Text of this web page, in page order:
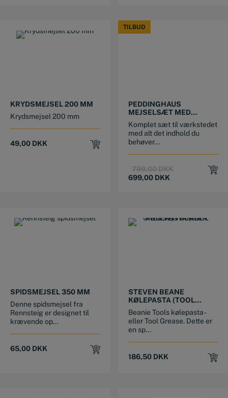
KRYDSMEJSEL 200 MM
Krydsmejsel 200 mm
49,00 DKK
TILBUD
TILBUD
PEDDINGHAUS
MEJSELSÆT MED
KØRNER, SPLITUDRIVER
& DORNE 14 DELE
Komplet sæt til værkstedet
med alt det indhold du
behøver...
799,00DKKOriginal
699,00 DKK
Current
SPIDSMEJSEL 350 MM
Denne spidsmejsel fra
Rennsteig er designet til
krævende op...
65,00 DKK
STEVEN BEANE
KØLEPASTA (TOOL
GREASE) ”VANILLA”
Beanie Tools kølepasta -
eller Tool Grease. Dette er
en sp...
186,50 DKK